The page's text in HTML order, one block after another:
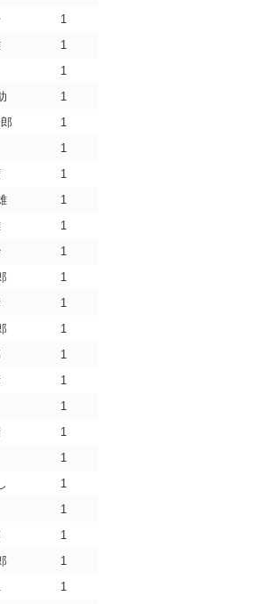
1
1
1
1
1
1
1
1
1
1
1
1
1
1
1
1
1
1
1
1
1
1
1